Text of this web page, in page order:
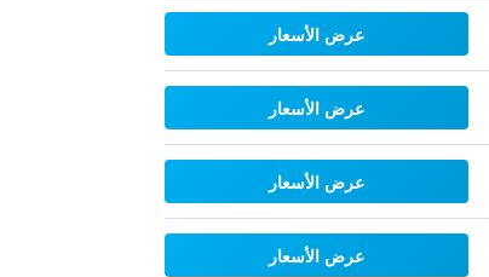
عرض الأسعار
عرض الأسعار
عرض الأسعار
عرض الأسعار